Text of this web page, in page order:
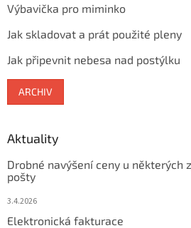
Výbavička pro miminko
Jak skladovat a prát použité pleny
Jak připevnit nebesa nad postýlku
ARCHIV
Aktuality
Drobné navýšení ceny u některých
pošty
3.4.2026
Elektronická fakturace